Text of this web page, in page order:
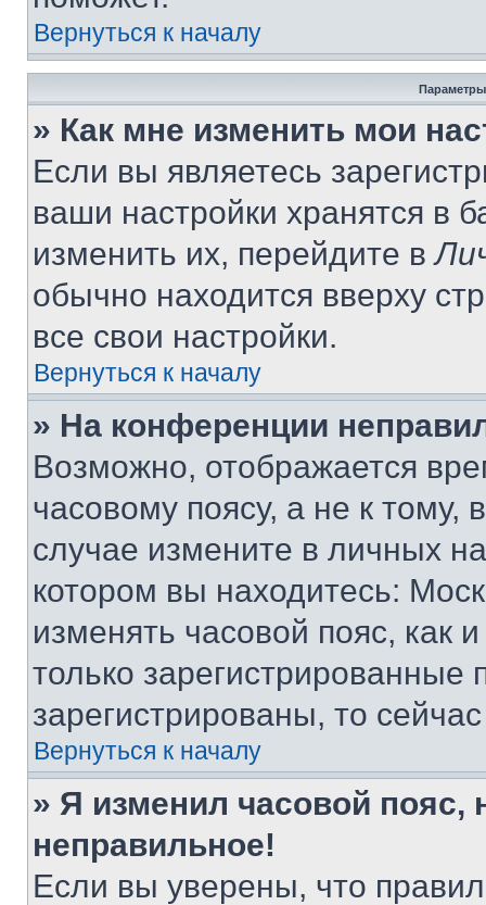
Вернуться к началу
Параметры
» Как мне изменить мои
Если вы являетесь
ваши настройки хранятся в
изменить их, перейдите в
обычно находится вверху
все свои настройки.
Вернуться к началу
» На конференции
Возможно, отображается
часовому поясу, а не к тому,
случае измените в личных
котором вы находитесь:
изменять часовой пояс, как
только
зарегистрированы, то
Вернуться к началу
» Я изменил часовой пояс,
неправильное!
Если вы уверены, что